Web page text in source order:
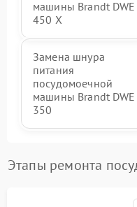
машины Brandt DWE
450 X
Замена шнура
питания
посудомоечной
машины Brandt DWE
350
Этапы ремонта